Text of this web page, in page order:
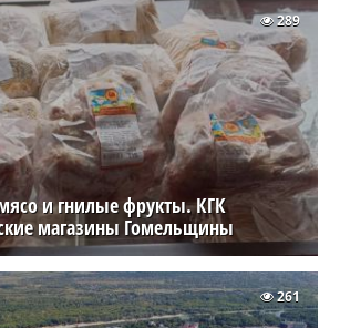
и гнилые фрукты. КГК
магазины Гомельщины
289
261